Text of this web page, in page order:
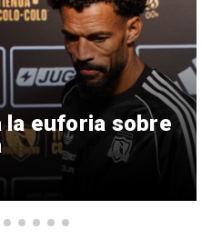
la euforia sobre